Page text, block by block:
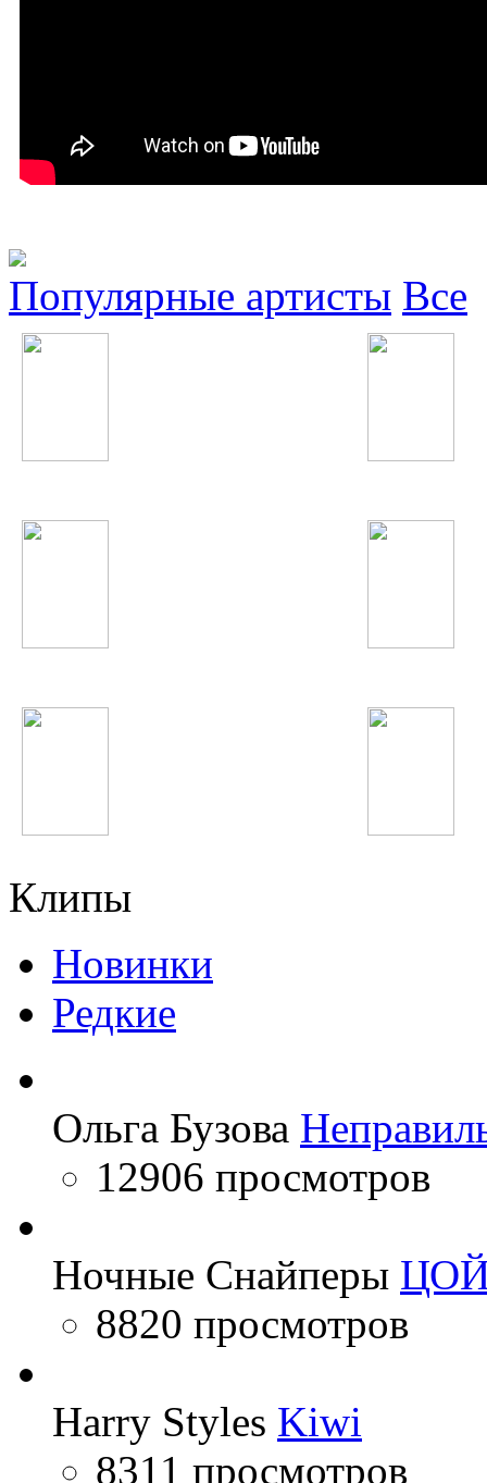
Популярные артисты Все
Клипы
Новинки
Редкие
Ольга Бузова
12906 просмотров
Ночные Снайперы
8820 просмотров
Harry Styles Kiwi
8311 просмотров